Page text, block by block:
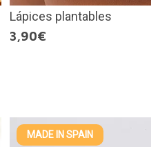
Lápices plantables
3,90€
MADE IN SPAIN